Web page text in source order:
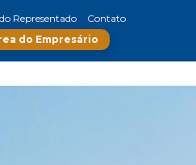
Representado
Contato
do Empresário